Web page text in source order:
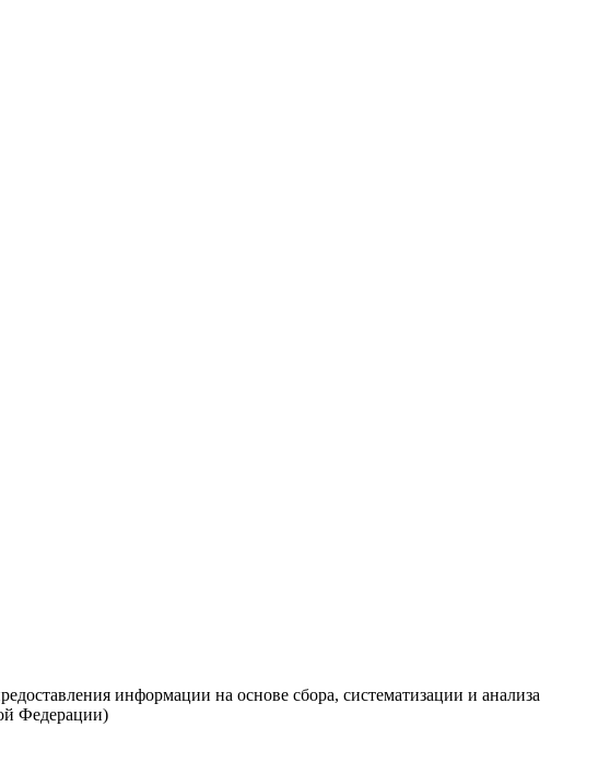
информации на основе сбора, систематизации и анализа
Федерации)